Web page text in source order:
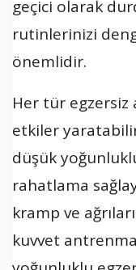
geçici olarak
rutinlerinizi
önemlidir.
Her tür egzersiz
etkiler
düşük
rahatlama
kramp ve
kuvvet